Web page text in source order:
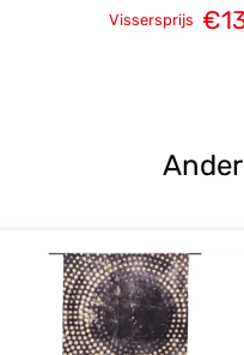
Vissersprijs €